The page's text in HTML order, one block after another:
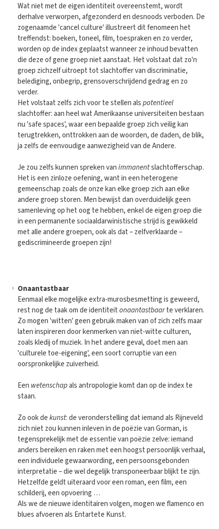
Wat niet met de eigen identiteit overeenstemt, wordt
derhalve verworpen, afgezonderd en desnoods verboden. De
zogenaamde 'cancel culture' illustreert dit fenomeen het
treffendst: boeken, toneel, film, toespraken en zo verder,
worden op de index geplaatst wanneer ze inhoud bevatten
die deze of gene groep niet aanstaat. Het volstaat dat zo'n
groep zichzelf uitroept tot slachtoffer van discriminatie,
belediging, onbegrip, grensoverschrijdend gedrag en zo
verder.
Het volstaat zelfs zich voor te stellen alspotentieel
slachtoffer: aan heel wat Amerikaanse universiteiten bestaan
nu 'safe spaces', waar een bepaalde groep zich veilig kan
terugtrekken, onttrokken aan de woorden, de daden, de blik,
ja zelfs de eenvoudige aanwezigheid van de Andere.
Je zou zelfs kunnen spreken vanimmanentslachtofferschap.
Het is een zinloze oefening, want in een heterogene
gemeenschap zoals de onze kan elke groep zich aan elke
andere groep storen. Men bewijst dan overduidelijk geen
samenleving op het oog te hebben, enkel de eigen groep die
in een permanente sociaaldarwinistische strijd is gewikkeld
met alle andere groepen, ook als dat – zelfverklaarde –
gediscrimineerde groepen zijn!
Onaantastbaar
Eenmaal elke mogelijke extra-murosbesmetting is geweerd,
rest nog de taak om de identiteitonaantastbaarte verklaren.
Zo mogen 'witten' geen gebruik maken van of zich zelfs maar
laten inspireren door kenmerken van niet-witte culturen,
zoals kledij of muziek. In het andere geval, doet men aan
'culturele toe-eigening', een soort corruptie van een
oorspronkelijke zuiverheid.
Een wetenschapals antropologie komt dan op de index te
staan.
Zo ook dekunst: de veronderstelling dat iemand als Rijneveld
zich niet zou kunnen inleven in de poëzie van Gorman, is
tegensprekelijk met de essentie van poëzie zelve: iemand
anders bereiken en raken met een hoogst persoonlijk verhaal,
een individuele gewaarwording, een persoonsgebonden
interpretatie – die wel degelijk transponeerbaar blijkt te zijn.
Hetzelfde geldt uiteraard voor een roman, een film, een
schilderij, een opvoering …
Als we de nieuwe identitairen volgen, mogen we flamenco en
blues afvoeren als Entartete Kunst.